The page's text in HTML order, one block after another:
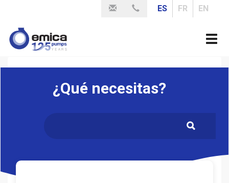
contenido
principal
ES FR EN
¿Qué necesitas?